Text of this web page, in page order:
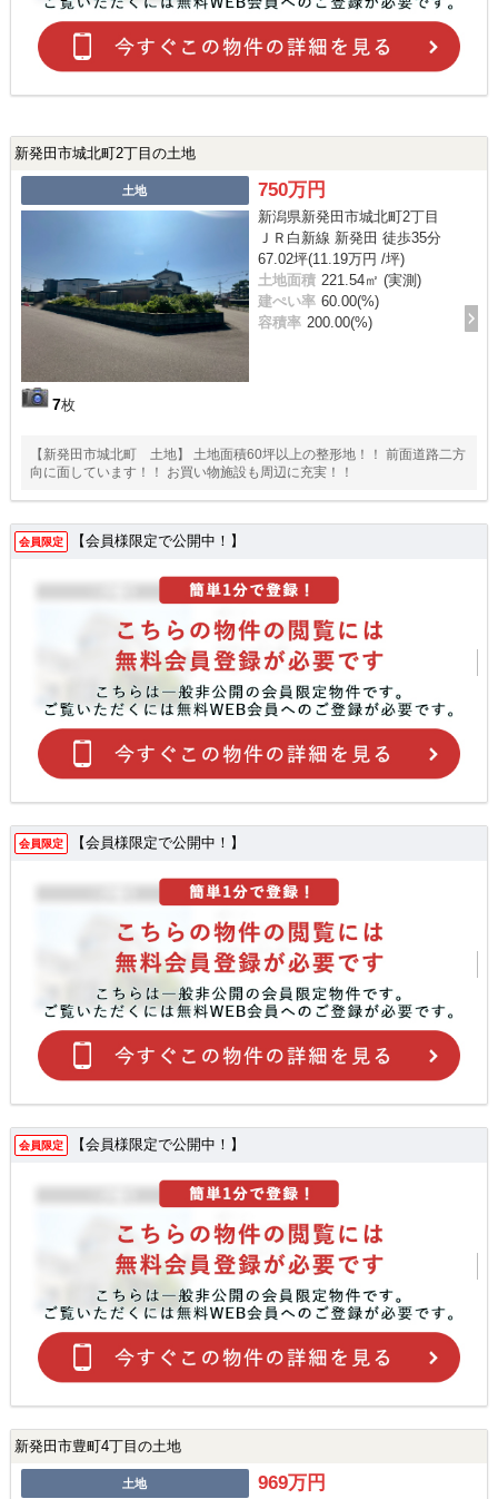
新発田市城北町2丁目の土地
土地
7枚
750万円
新潟県新発田市城北町2丁目
ＪＲ白新線 新発田 徒歩35分
67.02坪(11.19万円 /坪)
土地面積 221.54㎡ (実測)
建ぺい率 60.00(%)
容積率 200.00(%)
【新発田市城北町 土地】 土地面積60坪以上の整形地！！ 前面道路二方
向に面しています！！ お買い物施設も周辺に充実！！
会員限定 【会員様限定で公開中！】
会員限定 【会員様限定で公開中！】
会員限定 【会員様限定で公開中！】
新発田市豊町4丁目の土地
土地 969万円